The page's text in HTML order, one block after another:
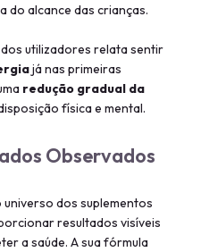
do alcance das crianças.
utilizadores relata sentir
já nas primeiras
redução gradual da
física e mental.
Observados
dos suplementos
resultados visíveis
a saúde. A sua fórmula